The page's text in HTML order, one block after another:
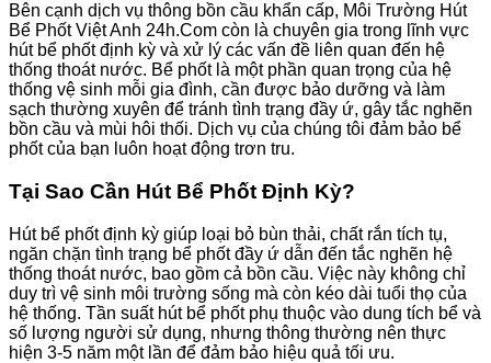
Bên cạnh dịch vụ thông bồn cầu khẩn cấp, Môi Trường Hút
Bể Phốt Việt Anh 24h.Com còn là chuyên gia trong lĩnh vực
hút bể phốt định kỳ và xử lý các vấn đề liên quan đến hệ
thống thoát nước. Bể phốt là một phần quan trọng của hệ
thống vệ sinh mỗi gia đình, cần được bảo dưỡng và làm
sạch thường xuyên để tránh tình trạng đầy ứ, gây tắc nghẽn
bồn cầu và mùi hôi thối. Dịch vụ của chúng tôi đảm bảo bể
phốt của bạn luôn hoạt động trơn tru.
Tại Sao Cần Hút Bể Phốt Định Kỳ?
Hút bể phốt định kỳ giúp loại bỏ bùn thải, chất rắn tích tụ,
ngăn chặn tình trạng bể phốt đầy ứ dẫn đến tắc nghẽn hệ
thống thoát nước, bao gồm cả bồn cầu. Việc này không chỉ
duy trì vệ sinh môi trường sống mà còn kéo dài tuổi thọ của
hệ thống. Tần suất hút bể phốt phụ thuộc vào dung tích bể và
số lượng người sử dụng, nhưng thông thường nên thực
hiện 3-5 năm một lần để đảm bảo hiệu quả tối ưu.